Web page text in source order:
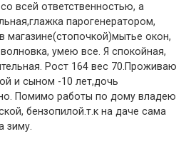
всей ответственностью, а
парогенератором,
магазине(стопочкой)мытье окон,
умею все. Я спокойная,
Рост 164 вес 70.Проживаю
и сыном -10 лет,дочь
Помимо работы по дому владею
бензопилой.т.к на даче сама
зиму.